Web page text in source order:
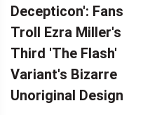
Decepticon': Fans
Troll Ezra Miller's
Third 'The Flash'
Variant's Bizarre
Unoriginal Design